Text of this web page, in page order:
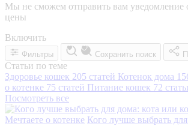
Мы не сможем отправить вам уведомление
цены
Включить
Фильтры Сохранить поиск
Статьи по теме
Здоровье кошек 205 статей Котенок дома
о котенке 75 статей Питание кошек 72
Посмотреть все
Мечтаете о котенке Кого лучше выбрать